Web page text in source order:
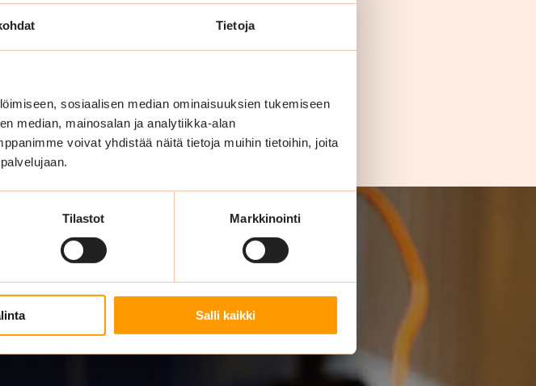
Tietoja
sosiaalisen median ominaisuuksien tukemiseen
median, mainosalan ja analytiikka-alan
voivat yhdistää näitä tietoja muihin tietoihin, joita
Tilastot Markkinointi
Salli kaikki